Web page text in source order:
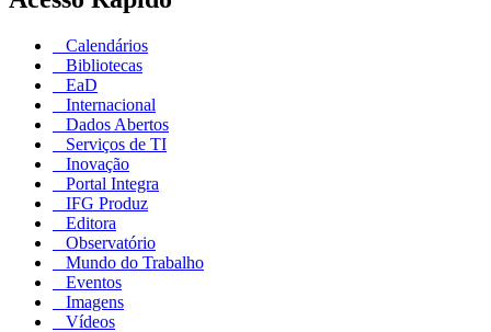
Calendários
Bibliotecas
EaD
Internacional
Dados Abertos
Serviços de TI
Inovação
Portal Integra
IFG Produz
Editora
Observatório
Mundo do Trabalho
Eventos
Imagens
Vídeos